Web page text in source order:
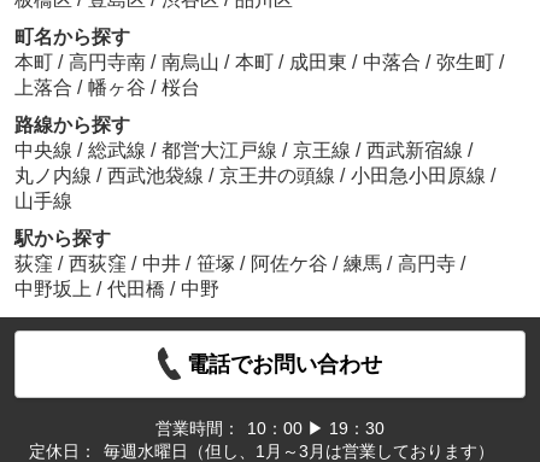
町名から探す
本町 / 高円寺南 / 南烏山 / 本町 / 成田東 / 中落合 / 弥生町 /
上落合 / 幡ヶ谷 / 桜台
路線から探す
中央線 / 総武線 / 都営大江戸線 / 京王線 / 西武新宿線 /
丸ノ内線 / 西武池袋線 / 京王井の頭線 / 小田急小田原線 /
山手線
駅から探す
荻窪 / 西荻窪 / 中井 / 笹塚 / 阿佐ケ谷 / 練馬 / 高円寺 /
中野坂上 / 代田橋 / 中野
電話でお問い合わせ
営業時間：
10：00 ▶ 19：30
定休日：
毎週水曜日（但し、1月～3月は営業しております）